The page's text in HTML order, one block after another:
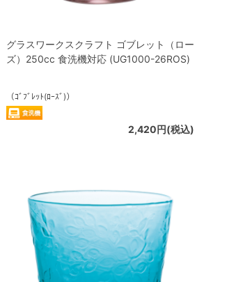
グラスワークスクラフト ゴブレット（ロー
ズ）250cc 食洗機対応 (UG1000-26ROS)
（ｺﾞﾌﾞﾚｯﾄ(ﾛｰｽﾞ)）
2,420円(税込)